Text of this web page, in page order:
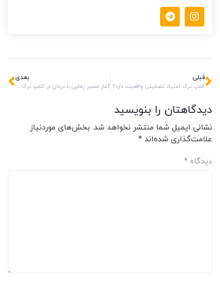
قبلی
کمپ ترک اعتیاد تضمینی واقعیت دارد؟
بعدی
آغاز مسیر رهایی با درمان در کمپ ترک اعتیاد
دیدگاهتان را بنویسید
نشانی ایمیل شما منتشر نخواهد شد. بخش‌های موردنیاز
علامت‌گذاری شده‌اند *
دیدگاه *